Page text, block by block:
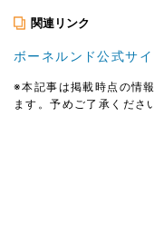
関連リンク
ボーネルンド公式サ
※本記事は掲載時点の情
ます。予めご了承くださ